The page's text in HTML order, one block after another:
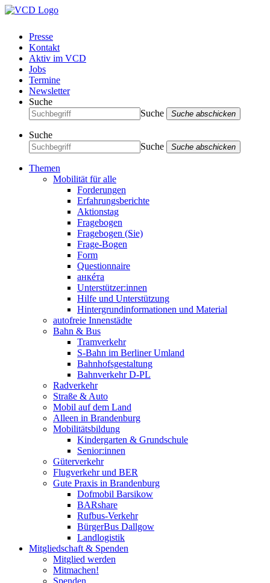
Presse
Kontakt
Aktiv im VCD
Jobs
Termine
Newsletter
Suche
Suche
Suche abschicken
Suche
Suche
Suche abschicken
Themen
Mobilität für alle
Forderungen
Erfahrungsberichte
Aktionstag
Fragebogen
Fragebogen (Sie)
Frage-Bogen
Form
Questionnaire
анкéта
Unterstützer:innen
Hilfe und Unterstützung
Hintergrundinformationen und Material
autofreie Innenstädte
Bahn & Bus
Tramverkehr
S-Bahn im Berliner Umland
Bahnhofsgestaltung
Bahnverkehr D-PL
Radverkehr
Straße & Auto
Mobil auf dem Land
Alleen in Brandenburg
Mobilitätsbildung
Kindergarten & Grundschule
Senior:innen
Güterverkehr
Flugverkehr und BER
Gute Praxis in Brandenburg
Dofmobil Barsikow
BARshare
Rufbus-Verkehr
BürgerBus Dallgow
Landlogistik
Mitgliedschaft & Spenden
Mitglied werden
Mitmachen!
Spenden